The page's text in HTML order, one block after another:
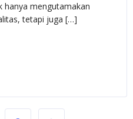
hanya mengutamakan
tetapi juga […]